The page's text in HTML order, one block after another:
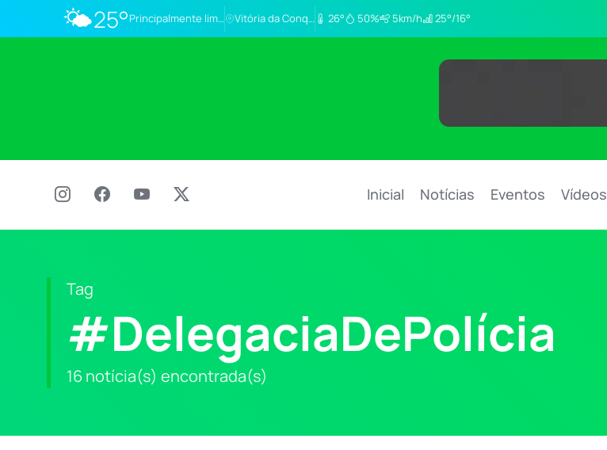
🌤️25° Principalmente limpo Vitória da Conq… 26° 50% 5km/h 25°/16°
Inicial Notícias Eventos Vídeos
Tag
#DelegaciaDePolícia
16 notícia(s) encontrada(s)